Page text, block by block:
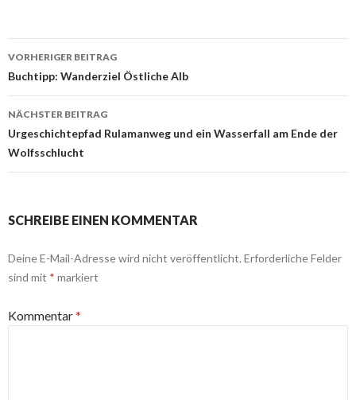
Beitrags-
Navigation
VORHERIGER BEITRAG
Buchtipp: Wanderziel Östliche Alb
NÄCHSTER BEITRAG
Urgeschichtepfad Rulamanweg und ein Wasserfall am Ende der
Wolfsschlucht
SCHREIBE EINEN KOMMENTAR
Deine E-Mail-Adresse wird nicht veröffentlicht. Erforderliche Felder
sind mit * markiert
Kommentar*